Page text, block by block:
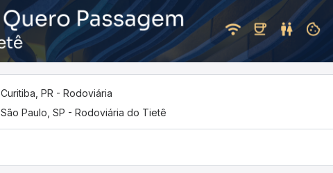
Curitiba, PR - Rodoviária
São Paulo, SP - Rodoviária do Tietê